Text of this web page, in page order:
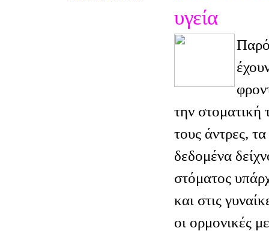
υγεία
την στοματική
τους άντρες,
δεδομένα
στόματος
και στις
οι ορμονικές